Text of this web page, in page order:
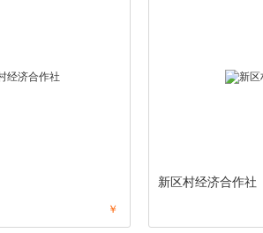
￥
新区村经济合作社